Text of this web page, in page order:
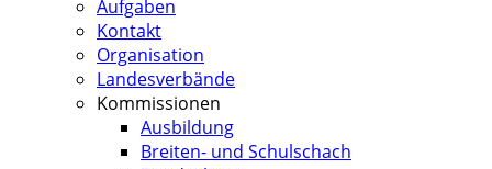
Aufgaben
Kontakt
Organisation
Landesverbände
Kommissionen
Ausbildung
Breiten- und Schulschach